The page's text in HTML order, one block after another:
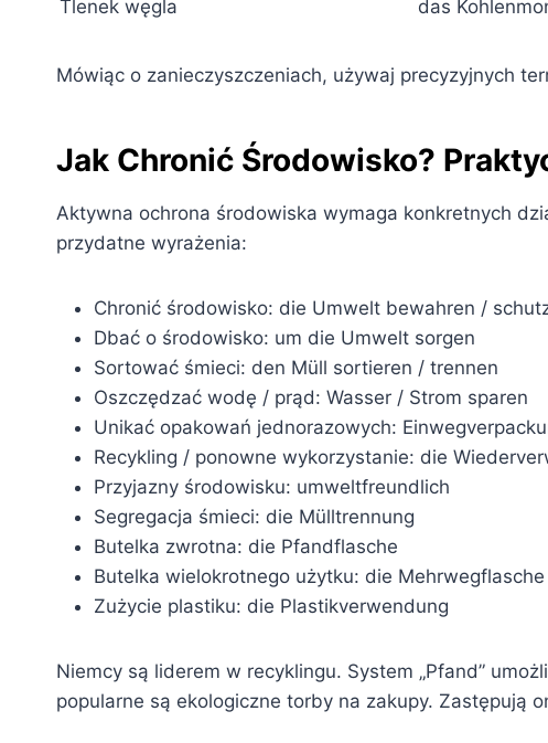
Tlenek węgla
das
Mówiąc o zanieczyszczeniach, używaj precyzyjnych
Jak Chronić Środowisko?
Aktywna ochrona środowiska wymaga konkretnych
przydatne wyrażenia:
Chronić środowisko: die Umwelt bewahren /
Dbać o środowisko: um die Umwelt sorgen
Sortować śmieci: den Müll sortieren / trennen
Oszczędzać wodę / prąd: Wasser / Strom sparen
Unikać opakowań jednorazowych:
Recykling / ponowne wykorzystanie: die
Przyjazny środowisku: umweltfreundlich
Segregacja śmieci: die Mülltrennung
Butelka zwrotna: die Pfandflasche
Butelka wielokrotnego użytku: die Mehrwegflasche
Zużycie plastiku: die Plastikverwendung
Niemcy są liderem w recyklingu. System „Pfand”
popularne są ekologiczne torby na zakupy. Zastępują